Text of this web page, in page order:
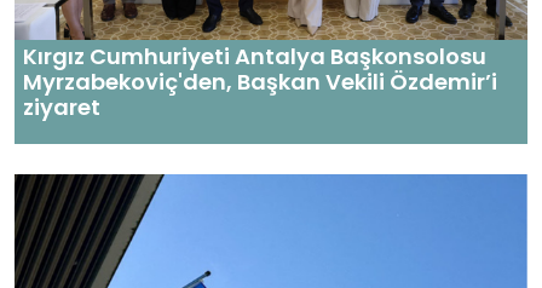
Kırgız Cumhuriyeti Antalya Başkonsolosu
Myrzabekoviç'den, Başkan Vekili Özdemir’i
ziyaret